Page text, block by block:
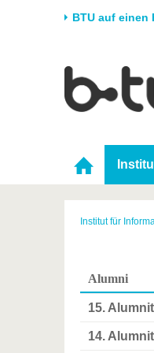
BTU auf einen
Universität
Karriere &
Institut für
Alumni
15.
14.